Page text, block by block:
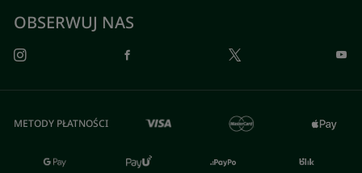
OBSERWUJ NAS
METODY PŁATNOŚCI